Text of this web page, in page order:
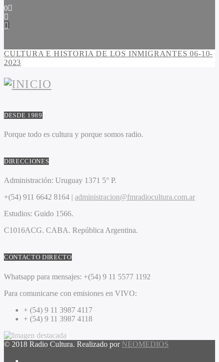
0
CULTURA E HISTORIA DE LOS INMIGRANTES 06-10-
2023
DESDE 1989
Porque todo es cultura y porque somos radio.
DIRECCIONES
Administración: Uruguay 1371 5° P.
+(54) 911 6642 8164 | administracion@fmradiocultura.com.ar
Estudios: Guido 1566.
C1016ACG. CABA. República Argentina.
CONTACTO DIRECTO
Whatsapp para mensajes: +(54) 9 11 5577 1192
Para comunicarse con emisiones en VIVO:
+ (54) 9 11 3987 4117
+ (54) 9 11 3987 4118
© 2018 Radio Cultura. Realizado por NEOMEDIOS